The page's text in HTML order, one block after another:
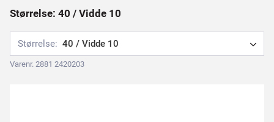
Størrelse: 40 / Vidde 10
Størrelse: 40 / Vidde 10
Varenr. 2881 2420203